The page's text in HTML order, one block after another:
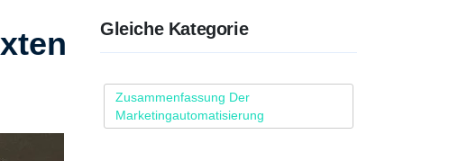
Gleiche Kategorie
Zusammenfassung Der
Marketingautomatisierung